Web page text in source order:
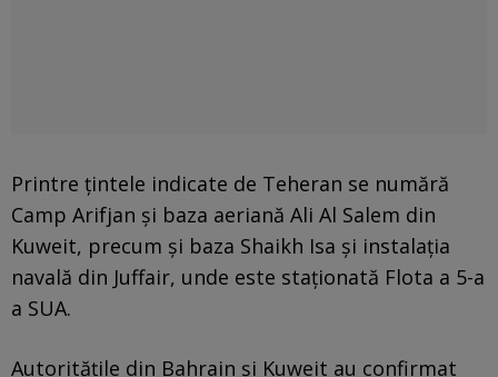
Printre țintele indicate de Teheran se numără
Camp Arifjan și baza aeriană Ali Al Salem din
Kuweit, precum și baza Shaikh Isa și instalația
navală din Juffair, unde este staționată Flota a 5-a
a SUA.
Autoritățile din Bahrain și Kuweit au confirmat